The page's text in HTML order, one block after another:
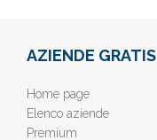
AZIENDE GRATIS
Home page
Elenco aziende
Premium